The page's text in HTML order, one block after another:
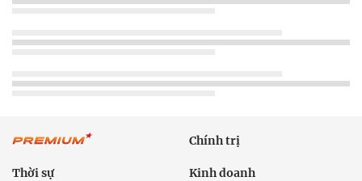
Chính trị
Thời sự Kinh doanh